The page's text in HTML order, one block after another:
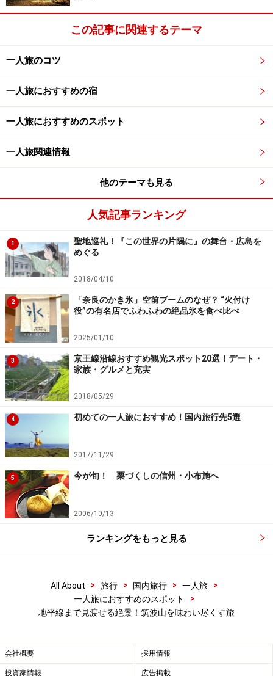
商店街の一角にある、元は呉服店だったという古民家を
改装した『北条ふれあい館』は、街の情報発信拠点。そ
の数軒先の角には、高さ3mを超える「つくば道」の道標
が立っています。ここからつくば道がスタート。
つくば道は、江戸幕府の三代将軍・徳川家光の時に、筑
材を運搬する道として整備され、やがて、江戸方面から
の参詣者の歩く「参詣道」になったのだそうです。
＜DATA＞
■つくば道／つくバス
北条さんぽマップ(つくば市北条の観光情報ポータルサイ
ト)
「つくバス」利用案内
昔の旅人の気分で、つくば道を歩く
さて、つくば道を歩いて行きましょう。味わい深い風景
が続く、気持ちの良い散歩道です。
今では珍しくなった火の見櫓(ひのみやぐら)や里山の風
景、刈り入れ前の穂が風に揺れる田んぼの向こうに見え
る筑波山などに、思わずシャッターを切りたくなりま
す。
刈り入れ前の穂が風に揺れる田んぼの向こうには、男体山と
道中で、ぜひ立ち寄って欲しいのが「普門寺」というお
がきれいに見えます。
この記事に関連するテーマ
一人旅のコツ
一人旅におすすめの宿
一人旅におすすめのスポット
一人旅関連情報
他のテーマも見る
人気記事ランキング
1
聖地巡礼！『この世界の片隅に』の舞台・広島を
めぐる
2018/04/10
2
「奈良のかき氷」空前ブームのなぜ？ “火付け
役”の有名店でふわふわの絶品氷を食べ比べ
2025/01/10
3
京王線沿線おすすめ観光スポット20選！デート・
家族・グルメと充実
2018/05/29
4 初めての一人旅におすすめ！国内旅行先5選
2017/11/29
5 今が旬！ 栗づくしの信州・小布施へ
2006/10/13
ランキングをもっと見る
All About > 旅行 > 国内旅行 > 一人旅
>
一人旅におすすめのスポット
>
地平線まで見渡せる絶景！筑波山を味わい尽くす旅
会社概要 採用情報
投資家情報 広告掲載